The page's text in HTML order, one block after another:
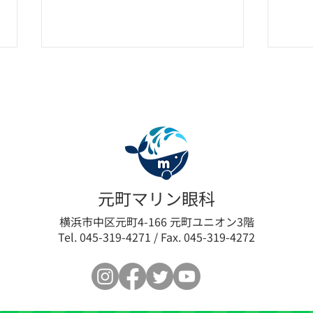
眼瞼下垂の新たな選択肢「ア
ップニーク®ミニ点眼液
0.1%」取扱い開始のお知らせ
元町マリン眼科
横浜市中区元町4-166 元町ユニオン3階
Tel. 045-319-4271 / Fax. 045-319-4272